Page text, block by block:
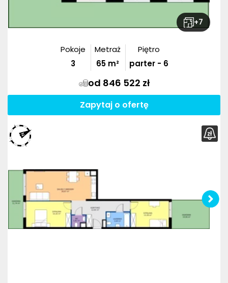
+7
Pokoje
3
Metraż
65 m²
Piętro
parter - 6
od 846 522 zł
Zapytaj o ofertę